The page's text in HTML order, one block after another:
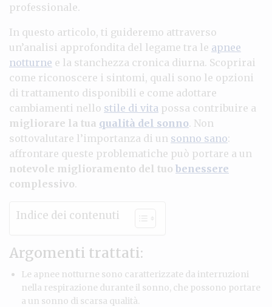
professionale.
In questo articolo, ti guideremo attraverso
un’analisi approfondita del legame tra le apnee
notturne e la stanchezza cronica diurna. Scoprirai
come riconoscere i sintomi, quali sono le opzioni
di trattamento disponibili e come adottare
cambiamenti nello stile di vita possa contribuire a
migliorare la tua qualità del sonno. Non
sottovalutare l’importanza di un sonno sano:
affrontare queste problematiche può portare a un
notevole miglioramento del tuo benessere
complessivo.
Indice dei contenuti
Argomenti trattati:
Le apnee notturne sono caratterizzate da interruzioni
nella respirazione durante il sonno, che possono portare
a un sonno di scarsa qualità.